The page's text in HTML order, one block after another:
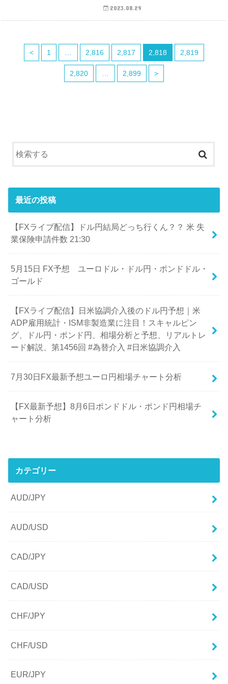
2023.08.29
< 1 … 2,816 2,817 2,818 2,819
2,820 2,899 >
最近の投稿
【FXライブ配信】ドル円結局どっち行くん？？ 米 失
業保険申請件数 21:30
5月15日 FX予想 ユーロドル・ドル円・ポンドドル・
ゴールド
【FXライブ配信】日米協調介入後のドル円予想｜米
ADP雇用統計・ISM非製造業に注目！スキャルピン
グ、ドル円・ポンド円、相場分析と予想、リアルトレ
ード解説、第1456回 #為替介入 #日米協調介入
7月30日FX最新予想ユーロ円相場チャート分析
【FX最新予想】8月6日ポンドドル・ポンド円相場チ
ャート分析
カテゴリー
AUD/JPY
AUD/USD
CAD/JPY
CAD/USD
CHF/JPY
CHF/USD
EUR/JPY